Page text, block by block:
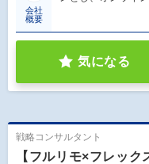
会社
概要
気になる
戦略コンサルタント
【フルリモ×フレッ